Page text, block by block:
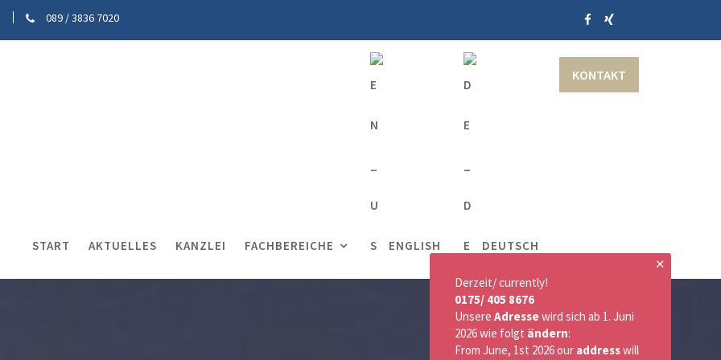
089 / 3836 7020
KONTAKT
START AKTUELLES KANZLEI FACHBEREICHE ENGLISH DEUTSCH
✕
Derzeit/ currently!
0175/ 405 8676
Unsere Adressewird sich ab 1. Juni
2026 wie folgt ändern:
From June, 1st 2026 our addresswill